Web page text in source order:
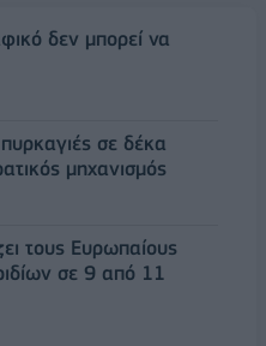
δεν μπορεί να
σε δέκα
μηχανισμός
τους Ευρωπαίους
σε 9 από 11